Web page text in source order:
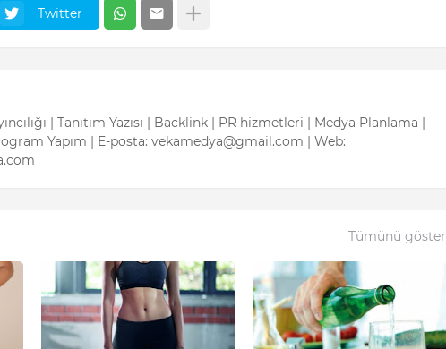
Twitter
| Tanıtım Yazısı | Backlink | PR hizmetleri | Medya Planlama |
Yapım | E-posta: vekamedya@gmail.com | Web:
Tümünü göster